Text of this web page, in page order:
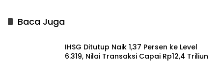
Baca Juga
IHSG Ditutup Naik 1,37 Persen ke Level
6.319, Nilai Transaksi Capai Rp12,4 Triliun